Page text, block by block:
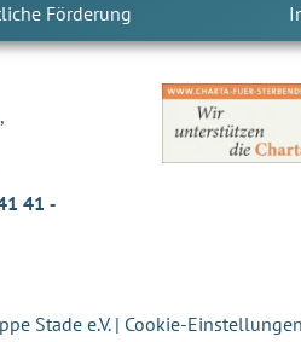
Förderung
41 ‐
Stade e.V. | Cookie-Einstellungen